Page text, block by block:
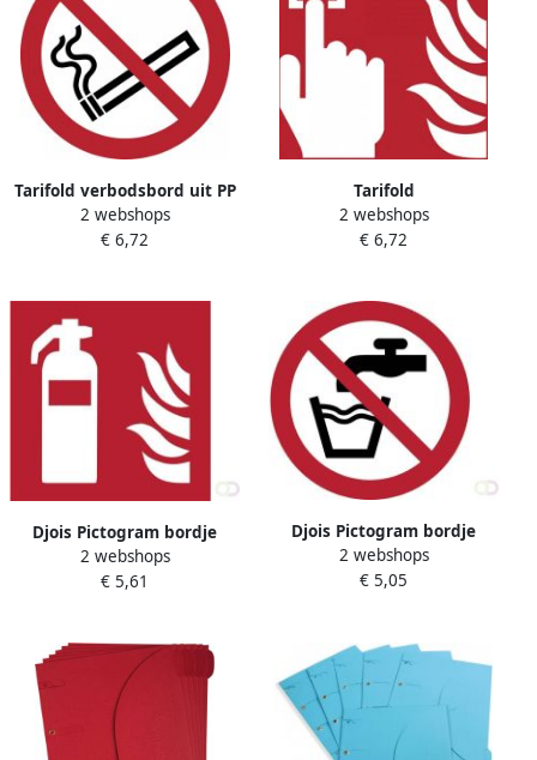
Tarifold verbodsbord uit PP
rookverbod diameter 20 cm
2 webshops
€ 6,72
Tarifold
brandveiligheidsbord uit PP
brandmelder ft 20 x 20 cm
2 webshops
€ 6,72
Djois Pictogram bordje
Brandblusser 150 x 150 mm
Rood
2 webshops
€ 5,61
Djois Pictogram bordje
Geen drinkwater Ã 100 mm
Rood
2 webshops
€ 5,05